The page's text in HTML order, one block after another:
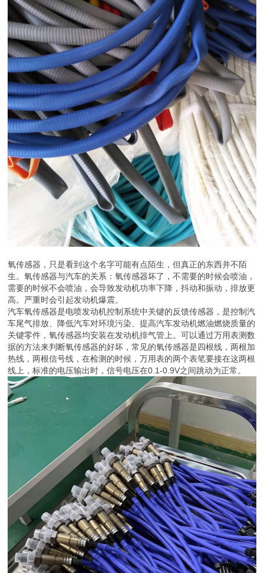
氧传感器，只是看到这个名字可能有点陌生，但真正的东西并不陌
生。氧传感器与汽车的关系：氧传感器坏了，不需要的时候会喷油，
需要的时候不会喷油，会导致发动机功率下降，抖动和振动，排放更
高。严重时会引起发动机爆震。
汽车氧传感器是电喷发动机控制系统中关键的反馈传感器，是控制汽
车尾气排放、降低汽车对环境污染、提高汽车发动机燃油燃烧质量的
关键零件，氧传感器均安装在发动机排气管上。可以通过万用表测数
据的方法来判断氧传感器的好坏，常见的氧传感器是四根线，两根加
热线，两根信号线，在检测的时候，万用表的两个表笔要接在这两根
线上，标准的电压输出时，信号电压在0.1-0.9V之间跳动为正常。